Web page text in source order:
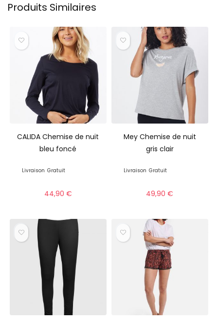
Produits Similaires
CALIDA Chemise de nuit
bleu foncé
Livraison Gratuit
44,90 €
Mey Chemise de nuit
gris clair
Livraison Gratuit
49,90€